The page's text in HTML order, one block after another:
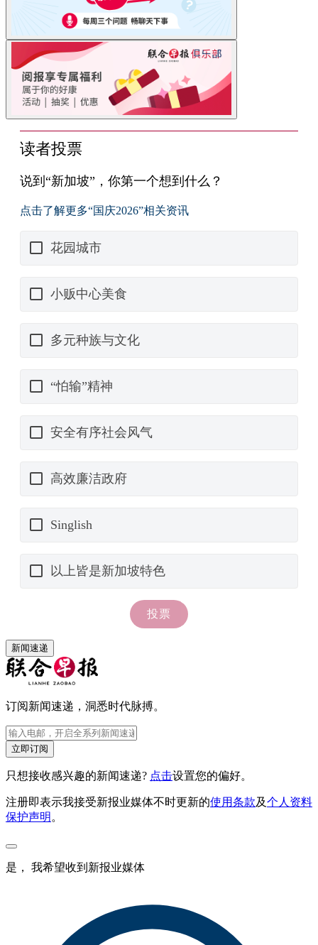
新闻速递
订阅新闻速递，洞悉时代脉搏。
立即订阅
只想接收感兴趣的新闻速递? 点击设置您的偏好。
注册即表示我接受新报业媒体不时更新的使用条款及个人资料
保护声明 。
是， 我希望收到新报业媒体